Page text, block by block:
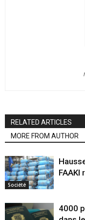
RELATED ARTICLES
MORE FROM AUTHOR
Société
FAAKI
4000